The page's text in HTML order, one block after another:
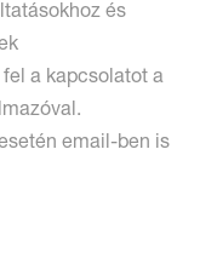
és
a kapcsolatot a
email-ben is